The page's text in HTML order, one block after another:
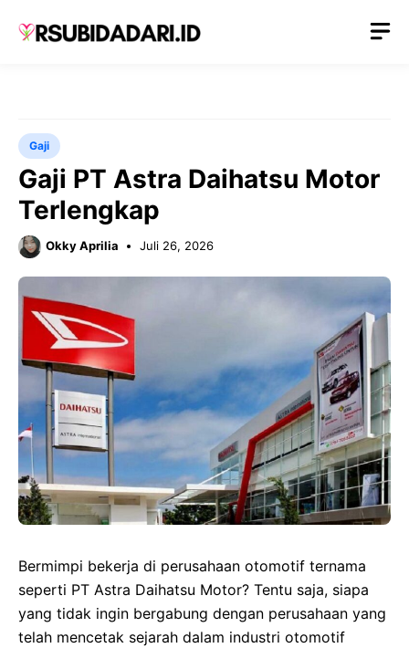
Gaji
Gaji PT Astra Daihatsu Motor
Terlengkap
Okky Aprilia Juli 26, 2026
Bermimpi bekerja di perusahaan otomotif ternama
seperti PT Astra Daihatsu Motor? Tentu saja, siapa
yang tidak ingin bergabung dengan perusahaan yang
telah mencetak sejarah dalam industri otomotif